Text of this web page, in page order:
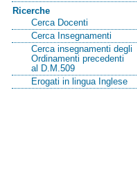
Ricerche
Cerca Docenti
Cerca Insegnamenti
Cerca insegnamenti degli
Ordinamenti precedenti
al D.M.509
Erogati in lingua Inglese